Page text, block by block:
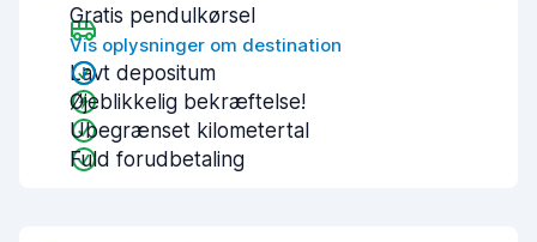
Gratis pendulkørsel
Vis oplysninger om destination
Lavt depositum
Øjeblikkelig bekræftelse!
Ubegrænset kilometertal
Fuld forudbetaling